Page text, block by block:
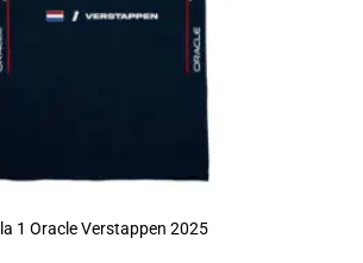
1 Oracle Verstappen 2025